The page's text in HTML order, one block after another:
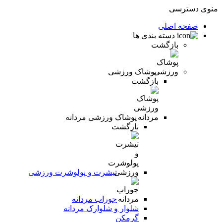
منوی دسترسی
صفحه اصلی
دسته بندی ها
بازگشت
پوشاک ورزشی
بازگشت
پوشاک ورزشی مردانه
بازگشت
تیشرت و پولوشرت ورزشی
جوراب مردانه
شلوار و شلوارک مردانه
گرمکن